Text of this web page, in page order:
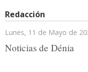
Redacción
Lunes, 11 de Mayo de
Noticias de Dénia